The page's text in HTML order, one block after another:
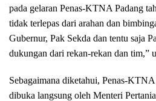
pada gelaran Penas-KTNA Padang
tidak terlepas dari arahan dan
Gubernur, Pak Sekda dan tentu saja
dukungan dari rekan-rekan dan tim,”
Sebagaimana diketahui, Penas-
dibuka langsung oleh Menteri